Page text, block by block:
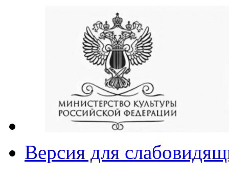
Версия для